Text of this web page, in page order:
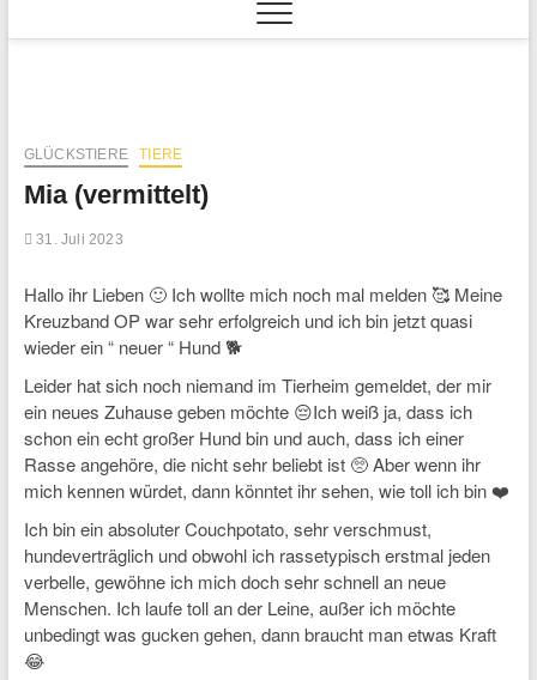
GLÜCKSTIERE TIERE
Mia (vermittelt)
31. Juli 2023
Hallo ihr Lieben 🙂 Ich wollte mich noch mal melden 🥰 Meine
Kreuzband OP war sehr erfolgreich und ich bin jetzt quasi
wieder ein “ neuer “ Hund 🐕
Leider hat sich noch niemand im Tierheim gemeldet, der mir
ein neues Zuhause geben möchte 😔Ich weiß ja, dass ich
schon ein echt großer Hund bin und auch, dass ich einer
Rasse angehöre, die nicht sehr beliebt ist 🥺 Aber wenn ihr
mich kennen würdet, dann könntet ihr sehen, wie toll ich bin ❤️
Ich bin ein absoluter Couchpotato, sehr verschmust,
hundeverträglich und obwohl ich rassetypisch erstmal jeden
verbelle, gewöhne ich mich doch sehr schnell an neue
Menschen. Ich laufe toll an der Leine, außer ich möchte
unbedingt was gucken gehen, dann braucht man etwas Kraft
😂